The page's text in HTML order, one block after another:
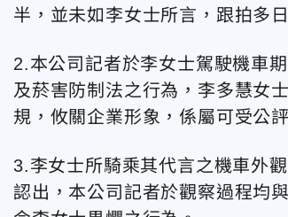
半，並未如李女士所言，跟拍多
2.本公司記者於李女士駕駛機車
及菸害防制法之行為，李多慧女
規，攸關企業形象，係屬可受公
3.李女士所騎乘其代言之機車外
認出，本公司記者於觀察過程均